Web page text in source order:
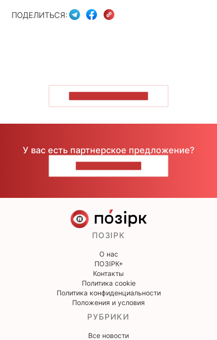
ПОДЕЛИТЬСЯ:
У вас есть партнерское предложение?
ПОЗІРК
О нас
ПОЗІРК+
Контакты
Политика cookie
Политика конфиденциальности
Положения и условия
РУБРИКИ
Все новости